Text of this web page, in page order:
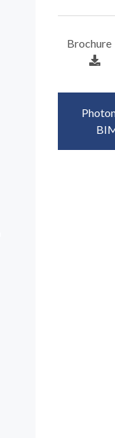
Brochure